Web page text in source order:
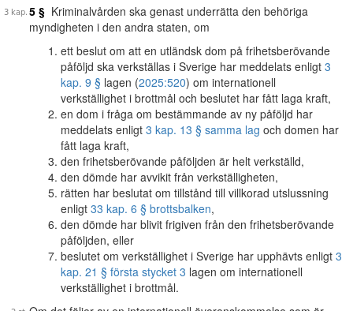
5 § Kriminalvården ska genast underrätta den behöriga
myndigheten i den andra staten, om
ett beslut om att en utländsk dom på frihetsberövande
påföljd ska verkställas i Sverige har meddelats enligt 3
kap. 9 § lagen (2025:520) om internationell
verkställighet i brottmål och beslutet har fått laga kraft,
en dom i fråga om bestämmande av ny påföljd har
meddelats enligt 3 kap. 13 § samma lag och domen har
fått laga kraft,
den frihetsberövande påföljden är helt verkställd,
den dömde har avvikit från verkställigheten,
rätten har beslutat om tillstånd till villkorad utslussning
enligt 33 kap. 6 § brottsbalken,
den dömde har blivit frigiven från den frihetsberövande
påföljden, eller
beslutet om verkställighet i Sverige har upphävts enligt 3
kap. 21 § första stycket 3 lagen om internationell
verkställighet i brottmål.